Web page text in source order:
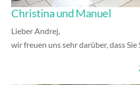
Christina und Manuel
Lieber Andrej,
wir freuen uns sehr darüber, dass